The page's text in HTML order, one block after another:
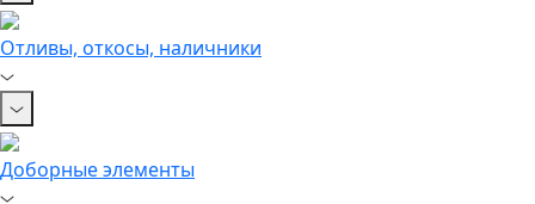
Отливы, откосы, наличники
Доборные элементы